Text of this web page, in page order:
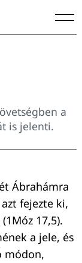
a
is jelenti.
Ábrahámra
fejezte ki,
17,5).
a jele, és
módon,